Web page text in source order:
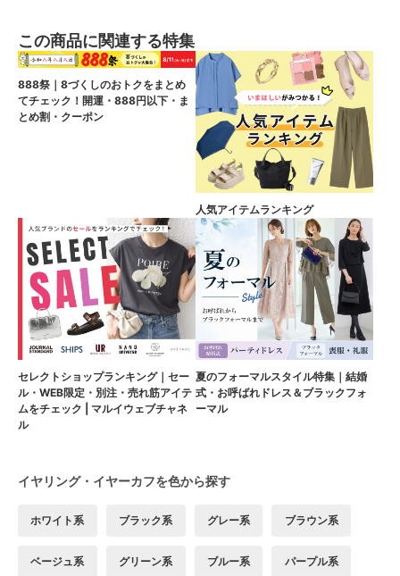
この商品に関連する特集
888祭｜8づくしのおトクをまとめ
てチェック！開運・888円以下・ま
とめ割・クーポン
人気アイテムランキング
セレクトショップランキング｜セー
ル・WEB限定・別注・売れ筋アイテ
ムをチェック | マルイウェブチャネ
ル
夏のフォーマルスタイル特集｜結婚
式・お呼ばれドレス＆ブラックフォ
ーマル
イヤリング・イヤーカフを色から探す
ホワイト系 ブラック系 グレー系 ブラウン系
ベージュ系 グリーン系 ブルー系 パープル系